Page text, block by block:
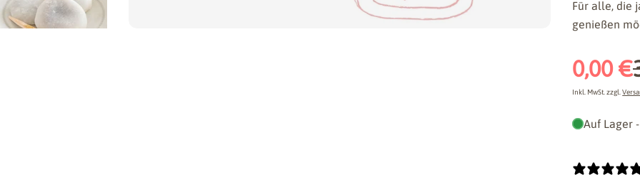
Für alle, die
genießen
0,00 €
Preis
Inkl. MwSt. zzgl.
Auf Lager